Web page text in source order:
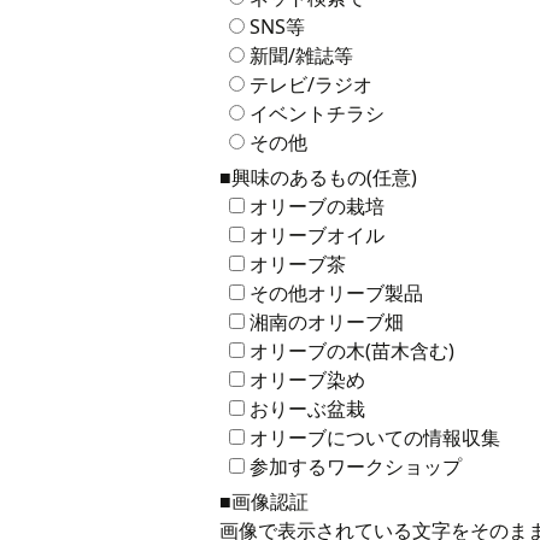
SNS等
新聞/雑誌等
テレビ/ラジオ
イベントチラシ
その他
■興味のあるもの(任意)
オリーブの栽培
オリーブオイル
オリーブ茶
その他オリーブ製品
湘南のオリーブ畑
オリーブの木(苗木含む)
オリーブ染め
おりーぶ盆栽
オリーブについての情報収集
参加するワークショップ
■画像認証
画像で表示されている文字をそのま